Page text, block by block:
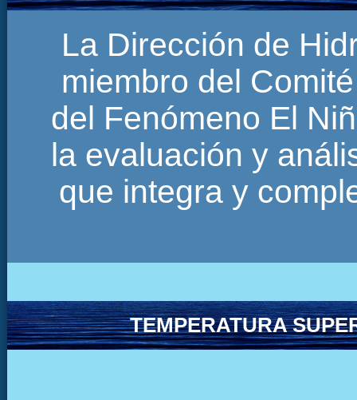
La Dirección de
miembro del
del Fenómeno El
la evaluación y
que integra y
TEMPERATURA